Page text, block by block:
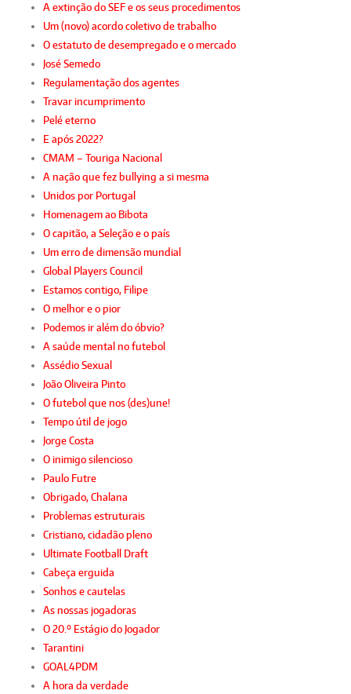
A extinção do SEF e os seus procedimentos
Um (novo) acordo coletivo de trabalho
O estatuto de desempregado e o mercado
José Semedo
Regulamentação dos agentes
Travar incumprimento
Pelé eterno
E após 2022?
CMAM – Touriga Nacional
A nação que fez bullying a si mesma
Unidos por Portugal
Homenagem ao Bibota
O capitão, a Seleção e o país
Um erro de dimensão mundial
Global Players Council
Estamos contigo, Filipe
O melhor e o pior
Podemos ir além do óbvio?
A saúde mental no futebol
Assédio Sexual
João Oliveira Pinto
O futebol que nos (des)une!
Tempo útil de jogo
Jorge Costa
O inimigo silencioso
Paulo Futre
Obrigado, Chalana
Problemas estruturais
Cristiano, cidadão pleno
Ultimate Football Draft
Cabeça erguida
Sonhos e cautelas
As nossas jogadoras
O 20.º Estágio do Jogador
Tarantini
GOAL4PDM
A hora da verdade